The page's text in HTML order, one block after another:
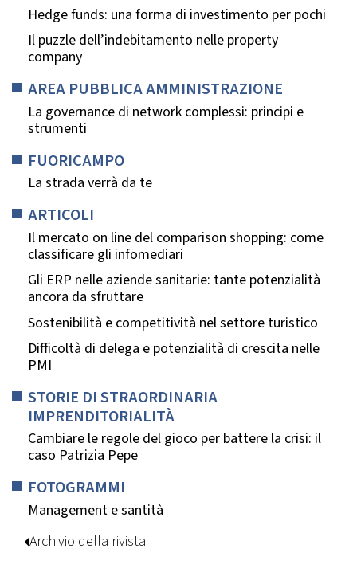
Hedge funds: una forma di investimento per pochi
Il puzzle dell’indebitamento nelle property
company
AREA PUBBLICA AMMINISTRAZIONE
La governance di network complessi: principi e
strumenti
FUORICAMPO
La strada verrà da te
ARTICOLI
Il mercato on line del comparison shopping: come
classificare gli infomediari
Gli ERP nelle aziende sanitarie: tante potenzialità
ancora da sfruttare
Sostenibilità e competitività nel settore turistico
Difficoltà di delega e potenzialità di crescita nelle
PMI
STORIE DI STRAORDINARIA
IMPRENDITORIALITÀ
Cambiare le regole del gioco per battere la crisi: il
caso Patrizia Pepe
FOTOGRAMMI
Management e santità
Archivio della rivista